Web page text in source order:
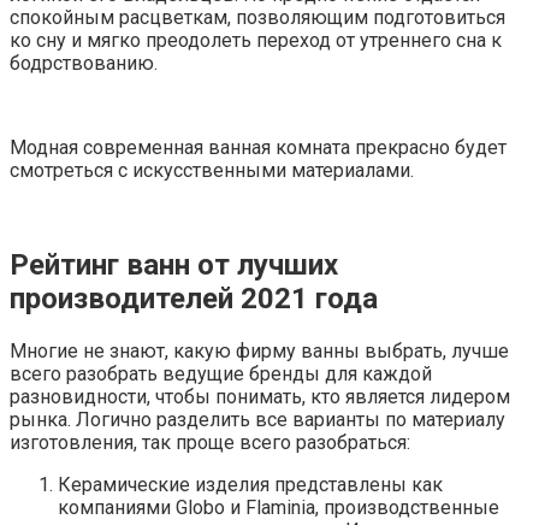
спокойным расцветкам, позволяющим подготовиться
ко сну и мягко преодолеть переход от утреннего сна к
бодрствованию.
Модная современная ванная комната прекрасно будет
смотреться с искусственными материалами.
Рейтинг ванн от лучших
производителей 2021 года
Многие не знают, какую фирму ванны выбрать, лучше
всего разобрать ведущие бренды для каждой
разновидности, чтобы понимать, кто является лидером
рынка. Логично разделить все варианты по материалу
изготовления, так проще всего разобраться:
Керамические изделия представлены как
компаниями Globo и Flaminia, производственные